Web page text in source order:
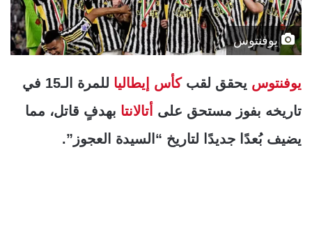
يوفنتوس
يوفنتوس يحقق لقبكأس إيطاليا
للمرة الـ15 في
تاريخه بفوز مستحق على أتالانتا بهدفٍ قاتل، مما
يضيف بُعدًا جديدًا لتاريخ “السيدة العجوز”.